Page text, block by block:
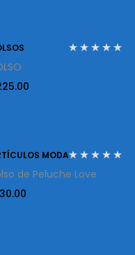
MODA
de Peluche Love